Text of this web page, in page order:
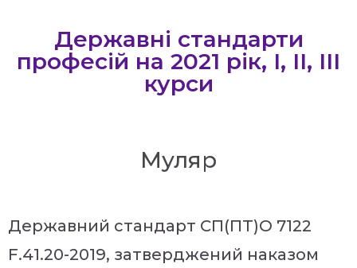
Державні стандарти
професій на 2021 рік, І, ІІ, ІІІ
курси
Муляр
Державний стандарт СП(ПТ)О 7122
F.41.20-2019, затверджений наказом